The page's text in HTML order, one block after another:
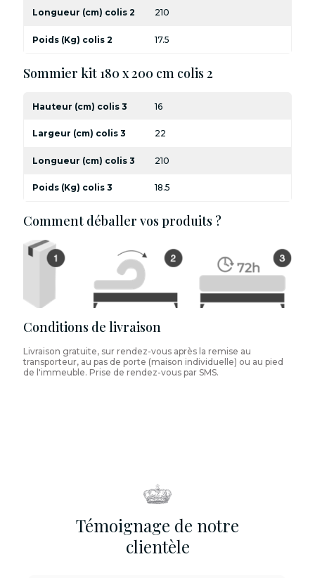
Longueur (cm) colis 2 210
Poids (Kg) colis 2 17.5
Sommier kit 180 x 200 cm colis 2
Hauteur (cm) colis 3 16
Largeur (cm) colis 3 22
Longueur (cm) colis 3 210
Poids (Kg) colis 3 18.5
Comment déballer vos produits ?
Conditions de livraison
Livraison gratuite, sur rendez-vous après la remise au
transporteur, au pas de porte (maison individuelle) ou au pied
de l'immeuble. Prise de rendez-vous par SMS.
Témoignage de notre
clientèle